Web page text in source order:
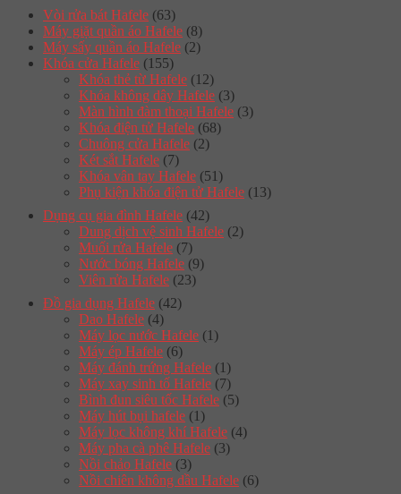
Vòi rửa bát Hafele (63)
Máy giặt quần áo Hafele (8)
Máy sấy quần áo Hafele (2)
Khóa cửa Hafele (155)
Khóa thẻ từ Hafele (12)
Khóa không dây Hafele (3)
Màn hình đàm thoại Hafele (3)
Khóa điện tử Hafele (68)
Chuông cửa Hafele (2)
Két sắt Hafele (7)
Khóa vân tay Hafele (51)
Phụ kiện khóa điện tử Hafele (13)
Dụng cụ gia đình Hafele (42)
Dung dịch vệ sinh Hafele (2)
Muối rửa Hafele (7)
Nước bóng Hafele (9)
Viên rửa Hafele (23)
Đồ gia dụng Hafele (42)
Dao Hafele (4)
Máy lọc nước Hafele (1)
Máy ép Hafele (6)
Máy đánh trứng Hafele (1)
Máy xay sinh tố Hafele (7)
Bình đun siêu tốc Hafele (5)
Máy hút bụi hafele (1)
Máy lọc không khí Hafele (4)
Máy pha cà phê Hafele (3)
Nồi chảo Hafele (3)
Nồi chiên không dầu Hafele (6)